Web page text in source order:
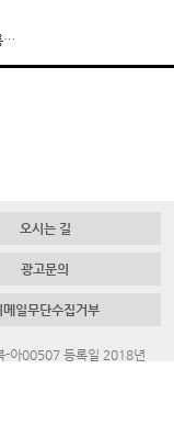
…
오시는 길
광고문의
메일무단수집거부
-아00507 등록일 2018년